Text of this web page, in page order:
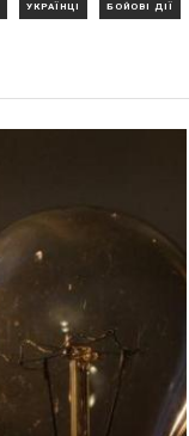
УКРАЇНЦІ БОЙОВІ ДІЇ